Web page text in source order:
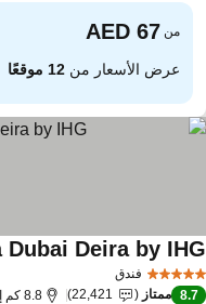
من
عرض الأسعار من12 موقعًا
فندق
Dubai Deira by
8.7 ممتاز 22,421 8.8 كم إلى شاطئ جميرا